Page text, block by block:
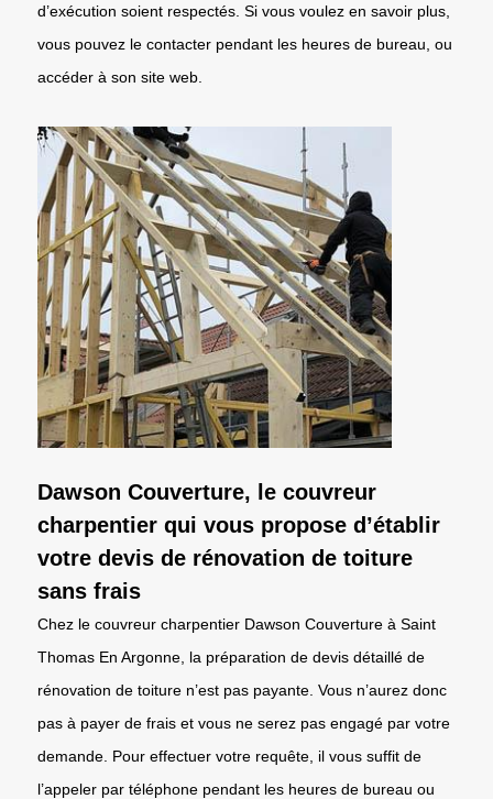
d’exécution soient respectés. Si vous voulez en savoir plus,
vous pouvez le contacter pendant les heures de bureau, ou
accéder à son site web.
Dawson Couverture, le couvreur
charpentier qui vous propose d’établir
votre devis de rénovation de toiture
sans frais
Chez le couvreur charpentier Dawson Couverture à Saint
Thomas En Argonne, la préparation de devis détaillé de
rénovation de toiture n’est pas payante. Vous n’aurez donc
pas à payer de frais et vous ne serez pas engagé par votre
demande. Pour effectuer votre requête, il vous suffit de
l’appeler par téléphone pendant les heures de bureau ou